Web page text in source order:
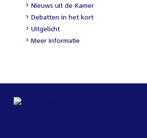
Nieuws uit de Kamer
Debatten in het kort
Uitgelicht
Meer informatie